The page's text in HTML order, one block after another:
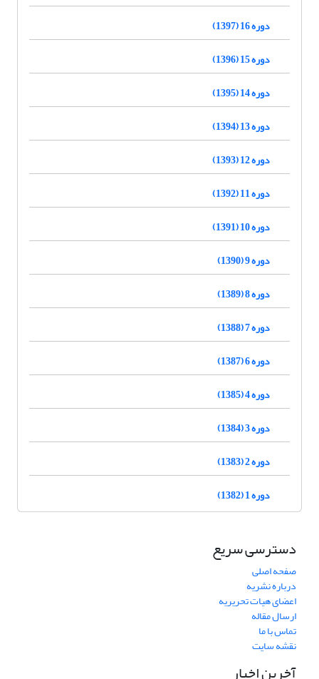
دوره 16 (1397)
دوره 15 (1396)
دوره 14 (1395)
دوره 13 (1394)
دوره 12 (1393)
دوره 11 (1392)
دوره 10 (1391)
دوره 9 (1390)
دوره 8 (1389)
دوره 7 (1388)
دوره 6 (1387)
دوره 4 (1385)
دوره 3 (1384)
دوره 2 (1383)
دوره 1 (1382)
دسترسی سریع
صفحه اصلی
درباره نشریه
اعضای هیات تحریریه
ارسال مقاله
تماس با ما
نقشه سایت
آخرین اخبار